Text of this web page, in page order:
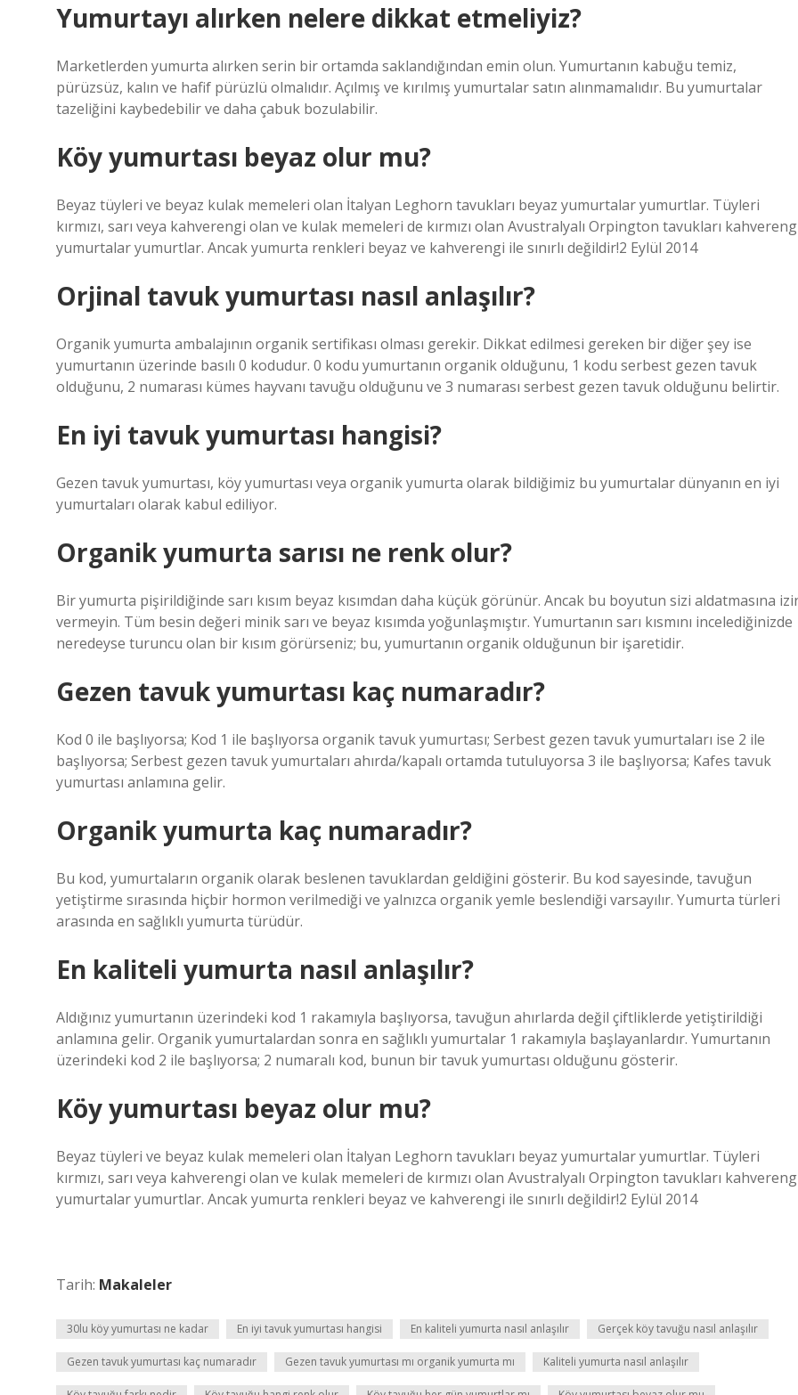
Yumurtayı alırken nelere dikkat etmeliyiz?
Marketlerden yumurta alırken serin bir ortamda saklandığından emin olun. Yumurtanın kabuğu temiz,
pürüzsüz, kalın ve hafif pürüzlü olmalıdır. Açılmış ve kırılmış yumurtalar satın alınmamalıdır. Bu yumurtalar
tazeliğini kaybedebilir ve daha çabuk bozulabilir.
Köy yumurtası beyaz olur mu?
Beyaz tüyleri ve beyaz kulak memeleri olan İtalyan Leghorn tavukları beyaz yumurtalar yumurtlar. Tüyleri
kırmızı, sarı veya kahverengi olan ve kulak memeleri de kırmızı olan Avustralyalı Orpington tavukları
yumurtalar yumurtlar. Ancak yumurta renkleri beyaz ve kahverengi ile sınırlı değildir!2 Eylül 2014
Orjinal tavuk yumurtası nasıl anlaşılır?
Organik yumurta ambalajının organik sertifikası olması gerekir. Dikkat edilmesi gereken bir diğer şey ise
yumurtanın üzerinde basılı 0 kodudur. 0 kodu yumurtanın organik olduğunu, 1 kodu serbest gezen tavuk
olduğunu, 2 numarası kümes hayvanı tavuğu olduğunu ve 3 numarası serbest gezen tavuk olduğunu belirtir.
En iyi tavuk yumurtası hangisi?
Gezen tavuk yumurtası, köy yumurtası veya organik yumurta olarak bildiğimiz bu yumurtalar dünyanın en iyi
yumurtaları olarak kabul ediliyor.
Organik yumurta sarısı ne renk olur?
Bir yumurta pişirildiğinde sarı kısım beyaz kısımdan daha küçük görünür. Ancak bu boyutun sizi aldatmasına
vermeyin. Tüm besin değeri minik sarı ve beyaz kısımda yoğunlaşmıştır. Yumurtanın sarı kısmını incelediğinizde
neredeyse turuncu olan bir kısım görürseniz; bu, yumurtanın organik olduğunun bir işaretidir.
Gezen tavuk yumurtası kaç numaradır?
Kod 0 ile başlıyorsa; Kod 1 ile başlıyorsa organik tavuk yumurtası; Serbest gezen tavuk yumurtaları ise 2 ile
başlıyorsa; Serbest gezen tavuk yumurtaları ahırda/kapalı ortamda tutuluyorsa 3 ile başlıyorsa; Kafes tavuk
yumurtası anlamına gelir.
Organik yumurta kaç numaradır?
Bu kod, yumurtaların organik olarak beslenen tavuklardan geldiğini gösterir. Bu kod sayesinde, tavuğun
yetiştirme sırasında hiçbir hormon verilmediği ve yalnızca organik yemle beslendiği varsayılır. Yumurta türleri
arasında en sağlıklı yumurta türüdür.
En kaliteli yumurta nasıl anlaşılır?
Aldığınız yumurtanın üzerindeki kod 1 rakamıyla başlıyorsa, tavuğun ahırlarda değil çiftliklerde yetiştirildiği
anlamına gelir. Organik yumurtalardan sonra en sağlıklı yumurtalar 1 rakamıyla başlayanlardır. Yumurtanın
üzerindeki kod 2 ile başlıyorsa; 2 numaralı kod, bunun bir tavuk yumurtası olduğunu gösterir.
Köy yumurtası beyaz olur mu?
Beyaz tüyleri ve beyaz kulak memeleri olan İtalyan Leghorn tavukları beyaz yumurtalar yumurtlar. Tüyleri
kırmızı, sarı veya kahverengi olan ve kulak memeleri de kırmızı olan Avustralyalı Orpington tavukları
yumurtalar yumurtlar. Ancak yumurta renkleri beyaz ve kahverengi ile sınırlı değildir!2 Eylül 2014
Tarih: Makaleler
30lu köy yumurtası ne kadar En iyi tavuk yumurtası hangisi En kaliteli yumurta nasıl anlaşılır Gerçek köy tavuğu nasıl anlaşılır
Gezen tavuk yumurtası kaç numaradır Gezen tavuk yumurtası mı organik yumurta mı Kaliteli yumurta nasıl anlaşılır